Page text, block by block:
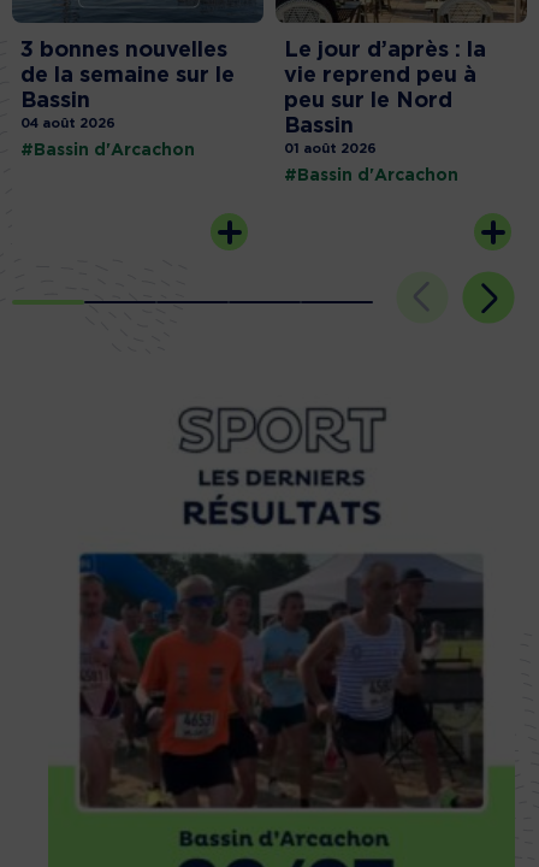
3 bonnes nouvelles
de la semaine sur le
Bassin
04 août 2026
#Bassin d'Arcachon
Le jour d’après : la
vie reprend peu à
peu sur le Nord
Bassin
01 août 2026
#Bassin d'Arcachon